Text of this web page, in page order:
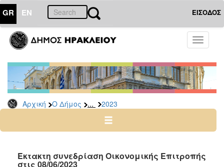
GR EN ΕΙΣΟΔΟΣ
Toggle
Αρχική Ο Δήμος ... 2023
ΔΗΜΟΣ
Δελτία
Τύπου
Αρχείο
2026
2024
2022
Έκτακτη συνεδρίαση Οικονομικής Επιτροπής
στις 08/06/2023